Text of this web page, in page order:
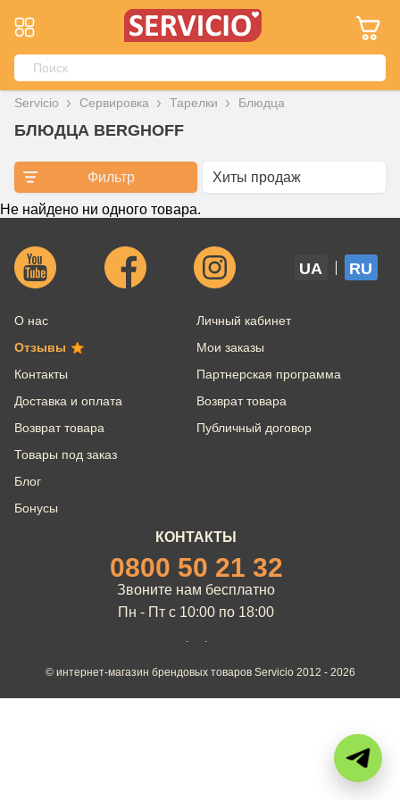
Servicio Сервировка Тарелки Блюдца
БЛЮДЦА BERGHOFF
Фильтр
Не найдено ни одного товара.
UA RU
О нас
Отзывы
Контакты
Доставка и оплата
Возврат товара
Товары под заказ
Блог
Бонусы
Личный кабинет
Мои заказы
Партнерская программа
Возврат товара
Публичный договор
КОНТАКТЫ
0800 50 21 32
Звоните нам бесплатно
Пн - Пт с 10:00 по 18:00
© интернет-магазин брендовых товаров Servicio 2012 - 2026